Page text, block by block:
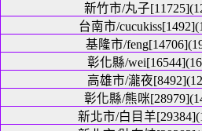
新竹市/丸子
台南市/
基隆市/
彰化縣/
高雄市/瀧夜
彰化縣/熊咪
新北市/白目羊